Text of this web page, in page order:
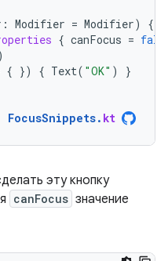
: Modifier = Modifier)
{
{ canFocus =
{ }) { Text( "OK" )
}
FocusSnippets. kt
эту кнопку
canFocus значение